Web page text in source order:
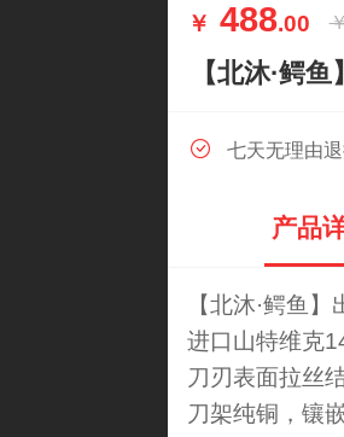
￥ 488.00
【北沐·鳄鱼】
七天无理由
产品
【北沐·鳄鱼
进口山特维克
刀刃表面拉丝
刀架纯铜，镶